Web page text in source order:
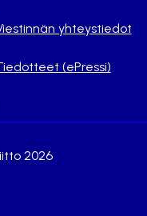
yhteystiedot
(ePressi)
2026